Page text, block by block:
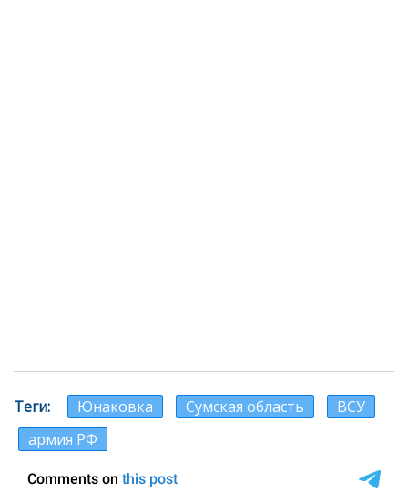
Теги Юнаковка Сумская область
ВСУ
армия РФ